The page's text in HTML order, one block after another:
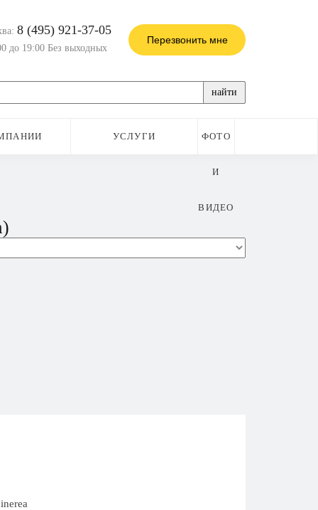
8 (495) 921-37-05
до 19:00 Без выходных
Перезвонить мне
найти
УСЛУГИ ФОТО
И
ВИДЕО